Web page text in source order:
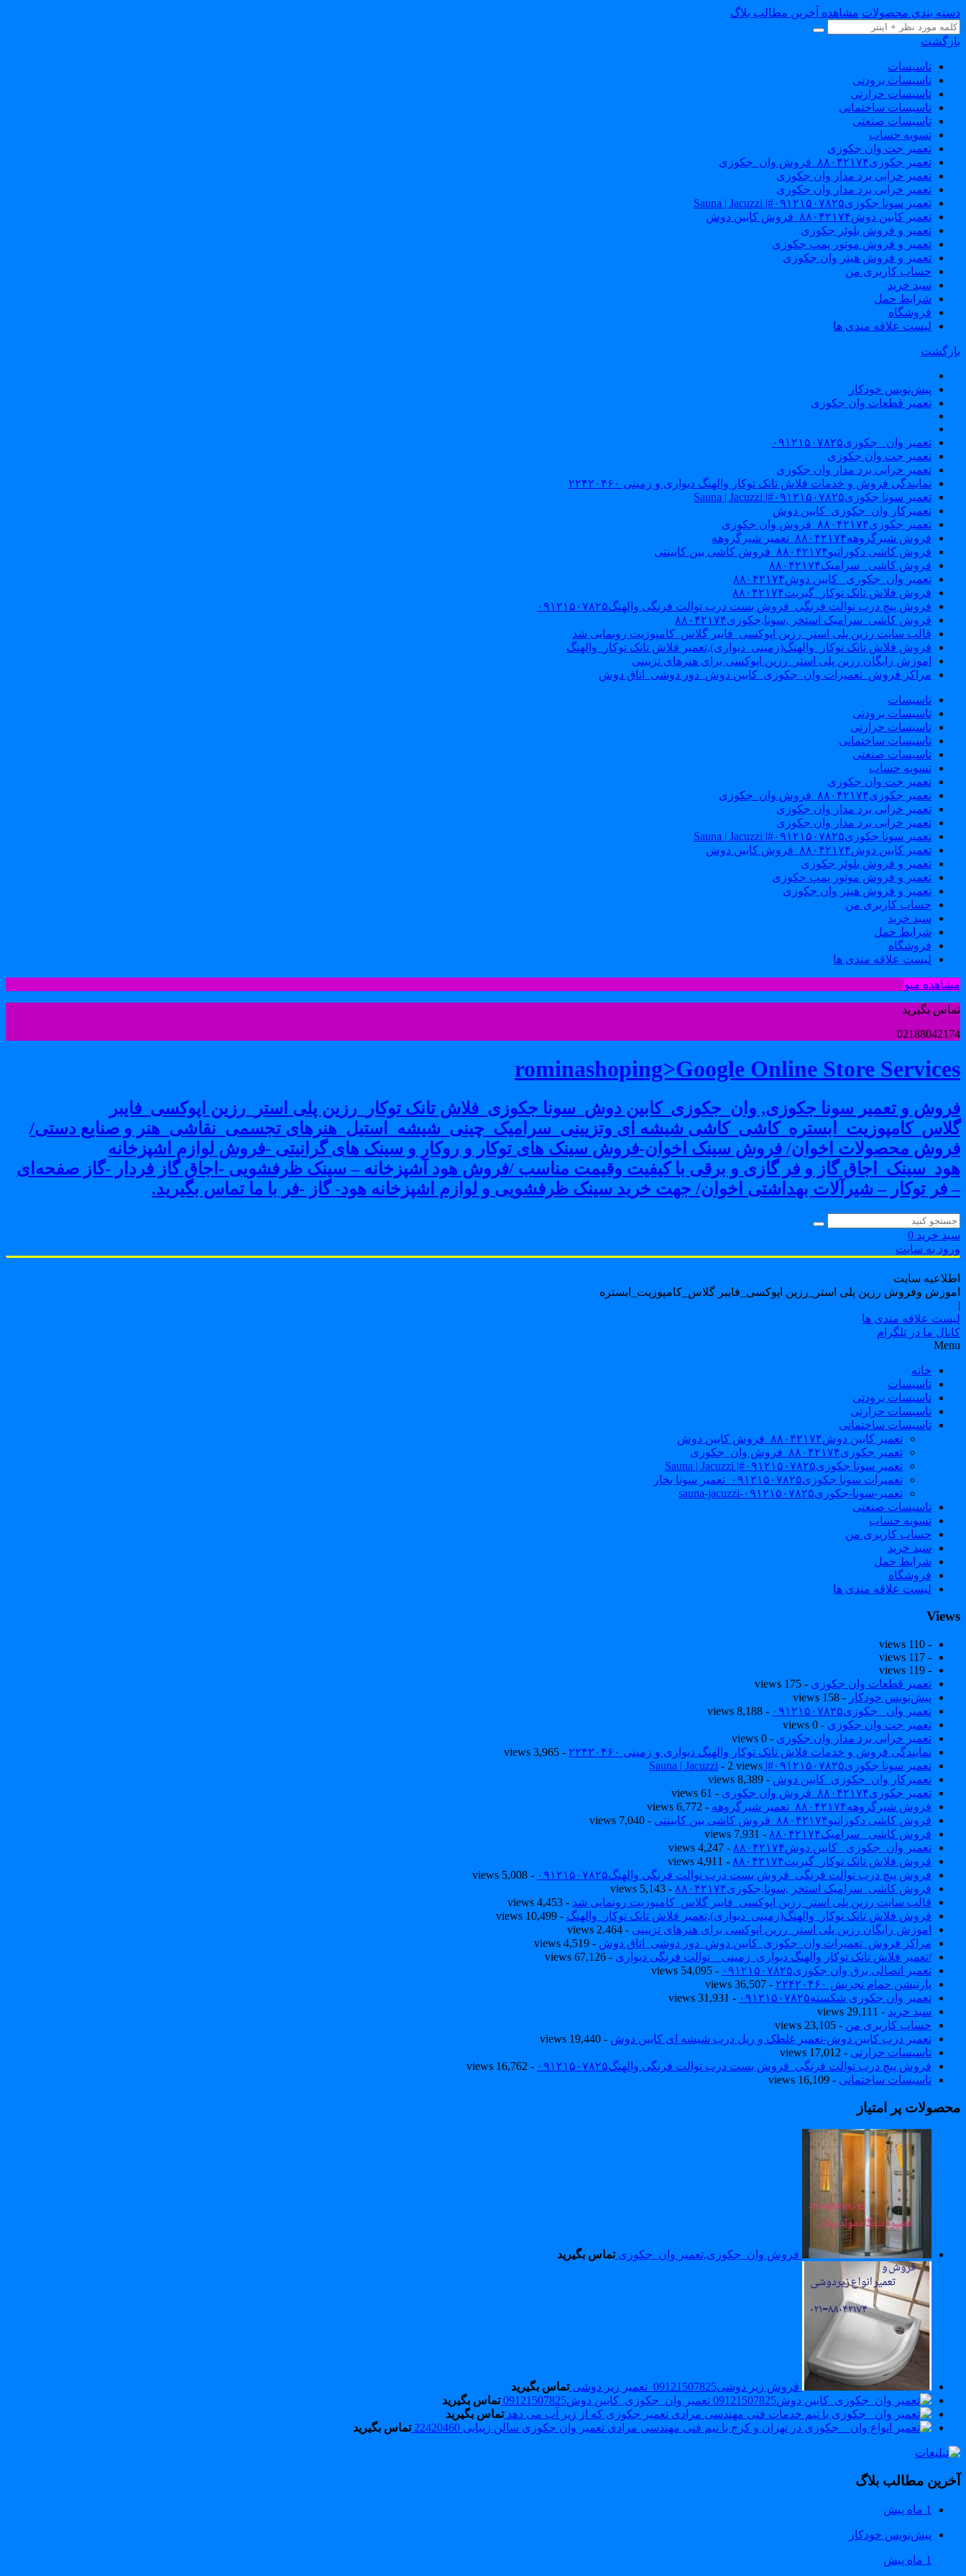
دسته بندی محصولات مشاهده آخرین مطالب بلاگ
بازگشت
تاسیسات
تاسیسات برودتی
تاسیسات حرارتی
تاسیسات ساختمانی
تاسیسات صنعتی
تسویه حساب
تعمیر جت وان جکوزی
تعمیر جکوزی۸۸۰۴۲۱۷۴_فروش وان_جکوزی
تعمیر خرابی برد مدار وان جکوزی
تعمیر خرابی برد مدار وان جکوزی
تعمیر سونا جکوزی۰۹۱۲۱۵۰۷۸۲۵#| Sauna | Jacuzzi
تعمیر کابین دوش۸۸۰۴۲۱۷۴_فروش کابین دوش
تعمیر و فروش بلوئر جکوزی
تعمیر و فروش موتور پمپ جکوزی
تعمیر و فروش هیتر وان جکوزی
حساب کاربری من
سبد خرید
شرایط حمل
فروشگاه
لیست علاقه مندی ها
بازگشت
پیش‌نویس خودکار
تعمیر قطعات وان جکوزی
تعمیر وان _جکوزی۰۹۱۲۱۵۰۷۸۲۵
تعمیر جت وان جکوزی
تعمیر خرابی برد مدار وان جکوزی
نمایندگی فروش و خدمات فلاش تانک توکار والهنگ دیواری و زمینی ۲۲۴۲۰۴۶۰
تعمیر سونا جکوزی۰۹۱۲۱۵۰۷۸۲۵#| Sauna | Jacuzzi
تعمیرکار وان_جکوزی_کابین دوش
تعمیر جکوزی۸۸۰۴۲۱۷۴_فروش وان جکوزی
فروش شیرگروهه۸۸۰۴۲۱۷۴_تعمیر شیرگروهه
فروش کاشی دکوراتیو۸۸۰۴۲۱۷۴_فروش کاشی بین کابینتی
فروش کاشی _سرامیک۸۸۰۴۲۱۷۴
تعمیر وان_جکوزی_ کابین دوش۸۸۰۴۲۱۷۴
فروش فلاش تانک توکار_گبریت۸۸۰۴۲۱۷۴
فروش پیچ درب توالت فرنگی_فروش بست درب توالت فرنگی والهنگ۰۹۱۲۱۵۰۷۸۲۵
فروش کاشی_سرامیک استخر ,سونا,جکوزی۸۸۰۴۲۱۷۴
قالب سایت رزین پلی استر_رزین اپوکسی_فایبر گلاس_کامپوزیت رونمایی شد
فروش فلاش تانک توکار_والهنگ(زمینی_دیواری),تعمیر فلاش تانک توکار_والهنگ
اموزش رایگان رزین پلی استر_رزین اپوکسی برای هنرهای تزیینی
مراکز فروش_تعمیرات وان_جکوزی_کابین دوش_دور دوشی_اتاق دوش
تاسیسات
تاسیسات برودتی
تاسیسات حرارتی
تاسیسات ساختمانی
تاسیسات صنعتی
تسویه حساب
تعمیر جت وان جکوزی
تعمیر جکوزی۸۸۰۴۲۱۷۴_فروش وان_جکوزی
تعمیر خرابی برد مدار وان جکوزی
تعمیر خرابی برد مدار وان جکوزی
تعمیر سونا جکوزی۰۹۱۲۱۵۰۷۸۲۵#| Sauna | Jacuzzi
تعمیر کابین دوش۸۸۰۴۲۱۷۴_فروش کابین دوش
تعمیر و فروش بلوئر جکوزی
تعمیر و فروش موتور پمپ جکوزی
تعمیر و فروش هیتر وان جکوزی
حساب کاربری من
سبد خرید
شرایط حمل
فروشگاه
لیست علاقه مندی ها
مشاهده منو
تماس بگیرید
02188042174
rominashoping>Google Online Store Services
فروش و تعمیر سونا جکوزی, وان_جکوزی_کابین دوش_سونا جکوزی_فلاش تانک توکار_رزین پلی استر_رزین اپوکسی_فایبر
گلاس_کامپوزیت_ابستره_کاشی_کاشی شیشه ای وتزیینی_سرامیک_چینی_شیشه_استیل_هنرهای تجسمی_نقاشی_هنر و صنایع دستی/
فروش محصولات اخوان/ فروش سینک اخوان-فروش سینک های توکار و روکار و سینک های گرانیتی -فروش لوازم اشپزخانه
هود_سینک_اجاق گاز و فر گازی و برقی با کیفیت وقیمت مناسب /فروش هود آشپزخانه – سینک ظرفشویی -اجاق گاز فردار -گاز صفحه‌ای
– فر توکار – شیرآلات بهداشتی اخوان/ جهت خرید سینک ظرفشویی و لوازم اشپزخانه هود- گاز -فر با ما تماس بگیرید.
سبد خرید 0
ورود به سایت
اطلاعیه سایت
اموزش وفروش رزین پلی استر_رزین اپوکسی_فایبر گلاس_کامپوزیت_ابستره
|
لیست علاقه مندی ها
کانال ما در تلگرام
Menu
خانه
تاسیسات
تاسیسات برودتی
تاسیسات حرارتی
تاسیسات ساختمانی
تعمیر کابین دوش۸۸۰۴۲۱۷۴_فروش کابین دوش
تعمیر جکوزی۸۸۰۴۲۱۷۴_فروش وان_جکوزی
تعمیر سونا جکوزی۰۹۱۲۱۵۰۷۸۲۵#| Sauna | Jacuzzi
تعمیرات سونا جکوزی۰۹۱۲۱۵۰۷۸۲۵_تعمیر سونا بخار
تعمیر-سونا-جکوزی۰۹۱۲۱۵۰۷۸۲۵-sauna-jacuzzi
تاسیسات صنعتی
تسویه حساب
حساب کاربری من
سبد خرید
شرایط حمل
فروشگاه
لیست علاقه مندی ها
Views
- 110 views
- 117 views
- 119 views
تعمیر قطعات وان جکوزی - 175 views
پیش‌نویس خودکار - 158 views
تعمیر وان _جکوزی۰۹۱۲۱۵۰۷۸۲۵
- 8,188 views
تعمیر جت وان جکوزی - 0 views
تعمیر خرابی برد مدار وان جکوزی - 0 views
نمایندگی فروش و خدمات فلاش تانک توکار والهنگ دیواری و زمینی ۲۲۴۲۰۴۶۰
- 3,965 views
تعمیر سونا جکوزی۰۹۱۲۱۵۰۷۸۲۵#| Sauna | Jacuzzi
- 2 views
تعمیرکار وان_جکوزی_کابین دوش - 8,389 views
تعمیر جکوزی۸۸۰۴۲۱۷۴_فروش وان جکوزی
- 61 views
فروش شیرگروهه۸۸۰۴۲۱۷۴_تعمیر شیرگروهه
- 6,772 views
فروش کاشی دکوراتیو۸۸۰۴۲۱۷۴_فروش کاشی بین کابینتی
- 7,040 views
فروش کاشی _سرامیک۸۸۰۴۲۱۷۴
- 7,931 views
تعمیر وان_جکوزی_ کابین دوش۸۸۰۴۲۱۷۴
- 4,247 views
فروش فلاش تانک توکار_گبریت۸۸۰۴۲۱۷۴
- 4,911 views
فروش پیچ درب توالت فرنگی_فروش بست درب توالت فرنگی والهنگ۰۹۱۲۱۵۰۷۸۲۵
- 5,008 views
فروش کاشی_سرامیک استخر ,سونا,جکوزی۸۸۰۴۲۱۷۴
- 5,143 views
قالب سایت رزین پلی استر_رزین اپوکسی_فایبر گلاس_کامپوزیت رونمایی شد - 4,453 views
فروش فلاش تانک توکار_والهنگ(زمینی_دیواری),تعمیر فلاش تانک توکار_والهنگ - 10,499 views
اموزش رایگان رزین پلی استر_رزین اپوکسی برای هنرهای تزیینی - 2,464 views
مراکز فروش_تعمیرات وان_جکوزی_کابین دوش_دور دوشی_اتاق دوش - 4,519 views
/تعمیر فلاش تانک توکار والهنگ دیواری_زمینی _ توالت فرنگی دیواری - 67,126 views
تعمیر اتصالی برق وان جکوزی۰۹۱۲۱۵۰۷۸۲۵
- 54,095 views
پارتیشن حمام تجریش ۲۲۴۲۰۴۶۰
- 36,507 views
تعمیر وان جکوزی شکسته۰۹۱۲۱۵۰۷۸۲۵
- 31,931 views
سبد خرید - 29,111 views
حساب کاربری من - 23,105 views
تعمیر درب کابین دوش-تعمیر غلطک و ریل درب شیشه ای کابین دوش - 19,440 views
تاسیسات حرارتی - 17,012 views
فروش پیچ درب توالت فرنگی_فروش بست درب توالت فرنگی والهنگ۰۹۱۲۱۵۰۷۸۲۵
- 16,762 views
تاسیسات ساختمانی - 16,109 views
محصولات پر امتیاز
فروش وان_جکوزی,تعمیر وان_جکوزی تماس بگیرید
فروش زیر دوشی09121507825_تعمیر زیر دوشی
تماس بگیرید
تعمیر وان_جکوزی_کابین دوش09121507825
تماس بگیرید
تعمیر جکوزی که از زیر آب می دهد تماس بگیرید
تعمیر وان جکوزی سالن زیبایی 22420460
تماس بگیرید
آخرین مطالب بلاگ
1 ماه پیش
پیش‌نویس خودکار
1 ماه پیش